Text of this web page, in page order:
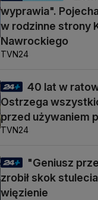
wyprawia".
w rodzinne strony
Nawrockiego
TVN24
40 lat w
Ostrzega
przed używaniem
TVN24
"Geniusz
zrobił skok
więzienie